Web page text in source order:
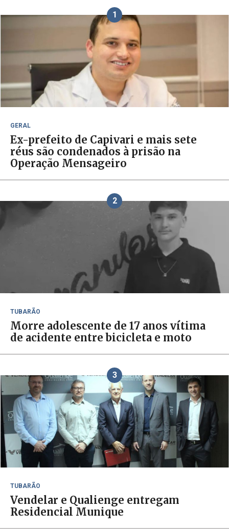
1
GERAL
Ex-prefeito de Capivari e mais sete
réus são condenados à prisão na
Operação Mensageiro
2
TUBARÃO
Morre adolescente de 17 anos vítima
de acidente entre bicicleta e moto
3
TUBARÃO
Vendelar e Qualienge entregam
Residencial Munique